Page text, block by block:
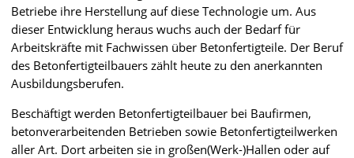
Betriebe ihre Herstellung auf diese Technologie um. Aus
dieser Entwicklung heraus wuchs auch der Bedarf für
Arbeitskräfte mit Fachwissen über Betonfertigteile. Der Beruf
des Betonfertigteilbauers zählt heute zu den anerkannten
Ausbildungsberufen.
Beschäftigt werden Betonfertigteilbauer bei Baufirmen,
betonverarbeitenden Betrieben sowie Betonfertigteilwerken
aller Art. Dort arbeiten sie in großen(Werk-)Hallen oder auf